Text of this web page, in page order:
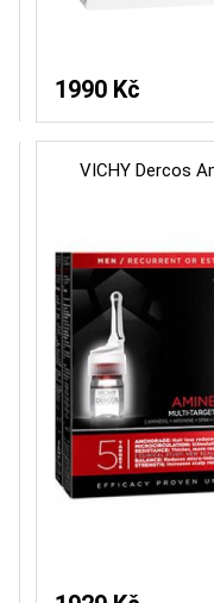
1990 Kč
VICHY Dercos